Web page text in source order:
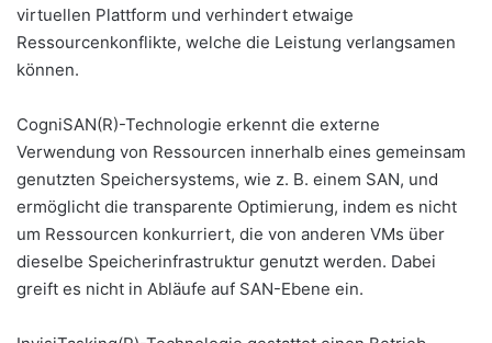
virtuellen Plattform und verhindert etwaige
Ressourcenkonflikte, welche die Leistung verlangsamen
können.
CogniSAN(R)-Technologie erkennt die externe
Verwendung von Ressourcen innerhalb eines gemeinsam
genutzten Speichersystems, wie z. B. einem SAN, und
ermöglicht die transparente Optimierung, indem es nicht
um Ressourcen konkurriert, die von anderen VMs über
dieselbe Speicherinfrastruktur genutzt werden. Dabei
greift es nicht in Abläufe auf SAN-Ebene ein.